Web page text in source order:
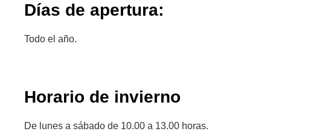
Días de apertura:
Todo el año.
Horario de invierno
De lunes a sábado de 10.00 a 13.00 horas.